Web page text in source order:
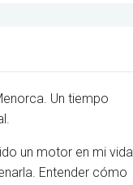
Un tiempo
un motor en mi vida.
Entender cómo